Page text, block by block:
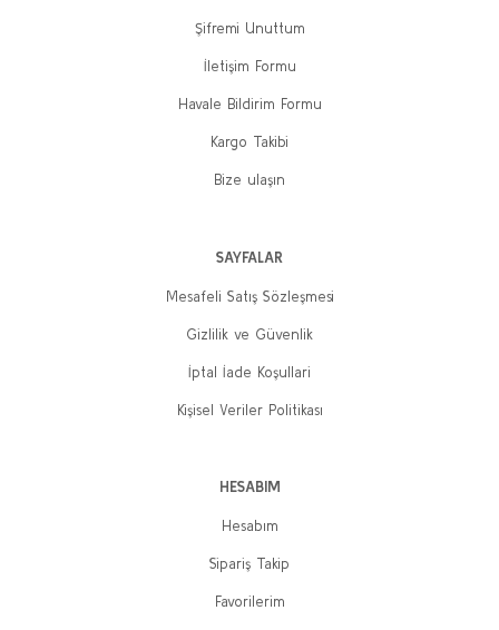
Şifremi Unuttum
İletişim Formu
Havale Bildirim Formu
Kargo Takibi
Bize ulaşın
SAYFALAR
Mesafeli Satış Sözleşmesi
Gizlilik ve Güvenlik
İptal İade Koşullari
Kişisel Veriler Politikası
HESABIM
Hesabım
Sipariş Takip
Favorilerim